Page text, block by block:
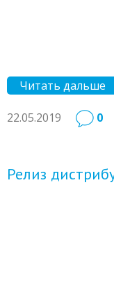
Читать дальше
22.05.2019 0
Релиз